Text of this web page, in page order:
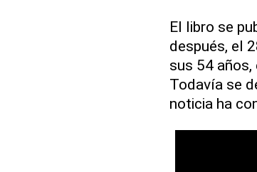
El libro se
después, el
sus 54 años,
Todavía se
noticia ha